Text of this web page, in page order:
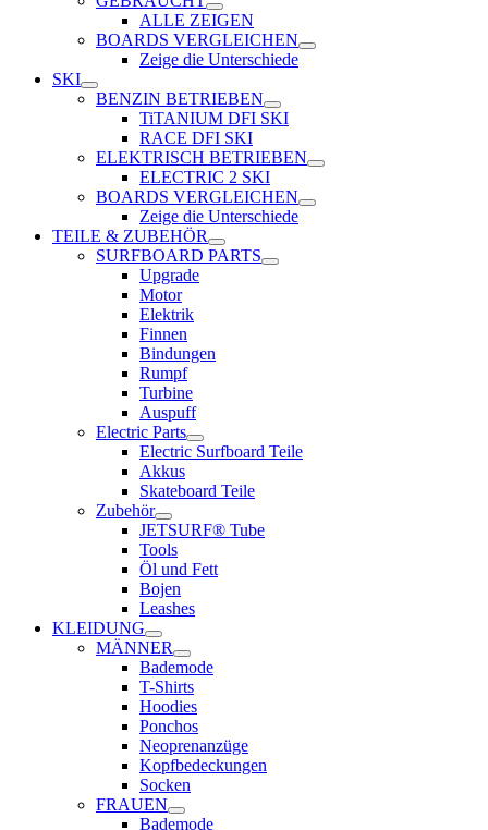
ALLE ZEIGEN
BOARDS VERGLEICHEN
Zeige die Unterschiede
SKI
BENZIN BETRIEBEN
TiTANIUM DFI SKI
RACE DFI SKI
ELEKTRISCH BETRIEBEN
ELECTRIC 2 SKI
BOARDS VERGLEICHEN
Zeige die Unterschiede
TEILE & ZUBEHÖR
SURFBOARD PARTS
Upgrade
Motor
Elektrik
Finnen
Bindungen
Rumpf
Turbine
Auspuff
Electric Parts
Electric Surfboard Teile
Akkus
Skateboard Teile
Zubehör
JETSURF® Tube
Tools
Öl und Fett
Bojen
Leashes
KLEIDUNG
MÄNNER
Bademode
T-Shirts
Hoodies
Ponchos
Neoprenanzüge
Kopfbedeckungen
Socken
FRAUEN
Bademode